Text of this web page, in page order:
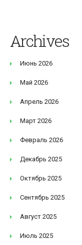
Archives
Июнь 2026
Май 2026
Апрель 2026
Март 2026
Февраль 2026
Декабрь 2025
Октябрь 2025
Сентябрь 2025
Август 2025
Июль 2025